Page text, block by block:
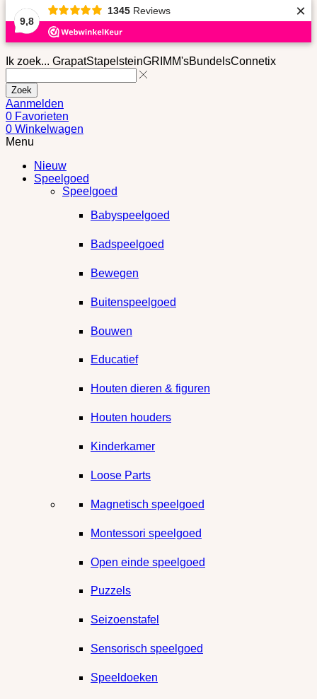
9,8
1345 Reviews ×
Ik zoek... GrapatStapelsteinGRIMM'sBundelsConnetix
Zoek
Aanmelden
0 Favorieten
0 Winkelwagen
Menu
Nieuw
Speelgoed
Speelgoed
Babyspeelgoed
Badspeelgoed
Bewegen
Buitenspeelgoed
Bouwen
Educatief
Houten dieren & figuren
Houten houders
Kinderkamer
Loose Parts
Magnetisch speelgoed
Montessori speelgoed
Open einde speelgoed
Puzzels
Seizoenstafel
Sensorisch speelgoed
Speeldoeken